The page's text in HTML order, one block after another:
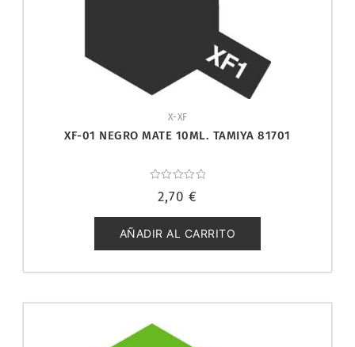
X-XF
XF-01 NEGRO MATE 10ML. TAMIYA 81701
con
de
5
2,70 €
AÑADIR AL CARRITO